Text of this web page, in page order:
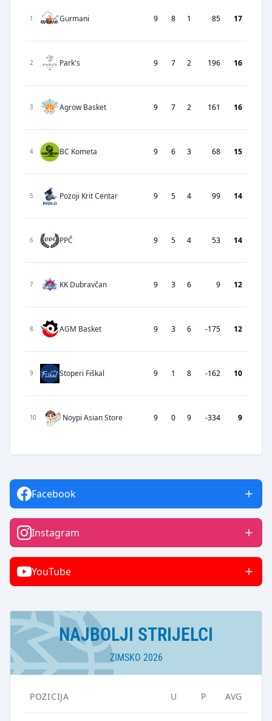
1 Gurmani 9 8 1 85 17
2 Park's 9 7 2 196 16
3 Agrow Basket 9 7 2 161 16
4 BC Kometa 9 6 3 68 15
5 Pozoji Krit Centar 9 5 4 99 14
6 PPČ 9 5 4 53 14
7 KK Dubravčan 9 3 6 9 12
8 AGM Basket 9 3 6 -175 12
9 Stoperi Fiškal 9 1 8 -162 10
10 Noypi Asian Store 9 0 9 -334 9
Facebook
Instagram
YouTube
NAJBOLJI STRIJELCI
ZIMSKO 2026
POZICIJA U P AVG